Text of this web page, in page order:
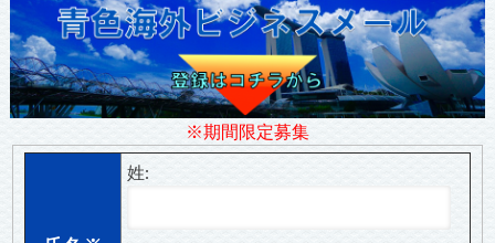
※期間限定募集
姓: